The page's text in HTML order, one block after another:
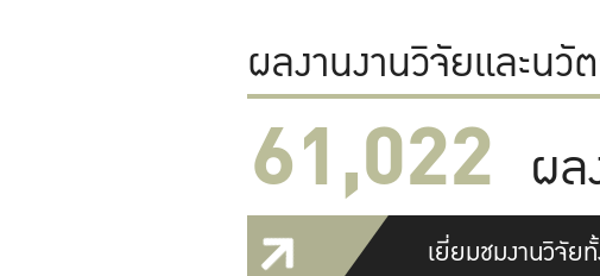
ผลงานงานวิจัยและนวั
61,022 ผล
เยี่ยมชมงานวิจัย